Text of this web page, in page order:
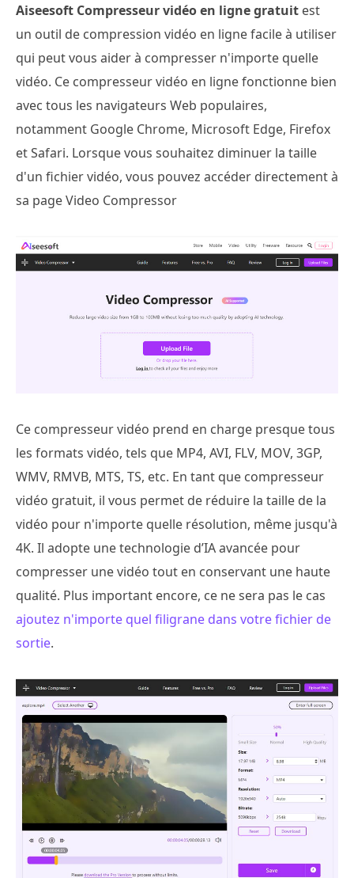
Aiseesoft Compresseur vidéo en ligne gratuit est
un outil de compression vidéo en ligne facile à utiliser
qui peut vous aider à compresser n'importe quelle
vidéo. Ce compresseur vidéo en ligne fonctionne bien
avec tous les navigateurs Web populaires,
notamment Google Chrome, Microsoft Edge, Firefox
et Safari. Lorsque vous souhaitez diminuer la taille
d'un fichier vidéo, vous pouvez accéder directement à
sa page Video Compressor
Ce compresseur vidéo prend en charge presque tous
les formats vidéo, tels que MP4, AVI, FLV, MOV, 3GP,
WMV, RMVB, MTS, TS, etc. En tant que compresseur
vidéo gratuit, il vous permet de réduire la taille de la
vidéo pour n'importe quelle résolution, même jusqu'à
4K. Il adopte une technologie d’IA avancée pour
compresser une vidéo tout en conservant une haute
qualité. Plus important encore, ce ne sera pas le cas
ajoutez n'importe quel filigrane dans votre fichier de
sortie.